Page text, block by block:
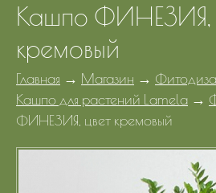
Кашпо ФИНЕЗИЯ,
кремовый
Главная → Магазин →
Кашпо для растений Lamela →
ФИНЕЗИЯ, цвет кремовый
Услуги
Цены